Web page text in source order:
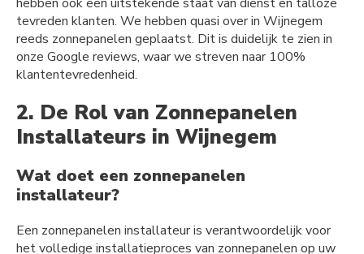
tevreden klanten. We hebben quasi over in Wijnegem
reeds zonnepanelen geplaatst. Dit is duidelijk te zien in
onze Google reviews, waar we streven naar 100%
klantentevredenheid.
2. De Rol van Zonnepanelen
Installateurs in Wijnegem
Wat doet een zonnepanelen
installateur?
Een zonnepanelen installateur is verantwoordelijk voor
het volledige installatieproces van zonnepanelen op uw